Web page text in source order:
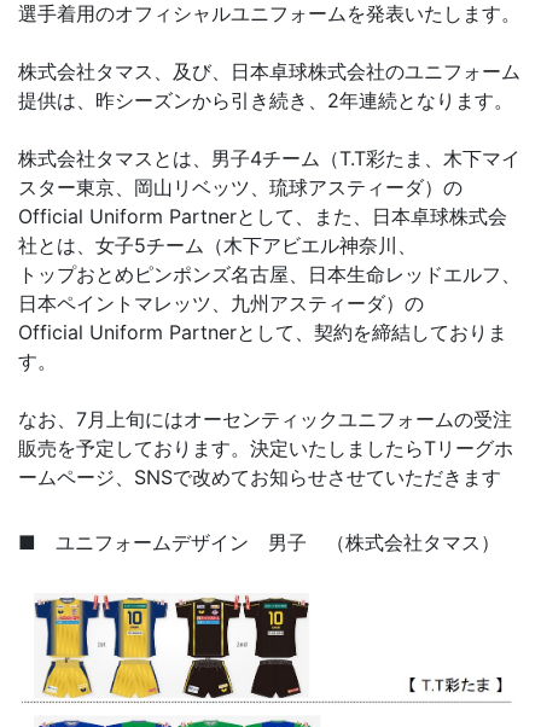
選手着用のオフィシャルユニフォームを発表いたします。
株式会社タマス、及び、日本卓球株式会社のユニフォーム
提供は、昨シーズンから引き続き、2年連続となります。
株式会社タマスとは、男子4チーム（T.T彩たま、木下マイ
スター東京、岡山リベッツ、琉球アスティーダ）の
Official Uniform Partnerとして、また、日本卓球株式会
社とは、女子5チーム（木下アビエル神奈川、
トップおとめピンポンズ名古屋、日本生命レッドエルフ、
日本ペイントマレッツ、九州アスティーダ）の
Official Uniform Partnerとして、契約を締結しておりま
す。
なお、7月上旬にはオーセンティックユニフォームの受注
販売を予定しております。決定いたしましたらTリーグホ
ームページ、SNSで改めてお知らせさせていただきます
■ ユニフォームデザイン 男子 （株式会社タマス）